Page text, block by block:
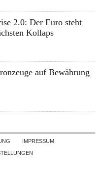
2.0: Der Euro steht
Kollaps
auf Bewährung
to contentIMPRESSUM